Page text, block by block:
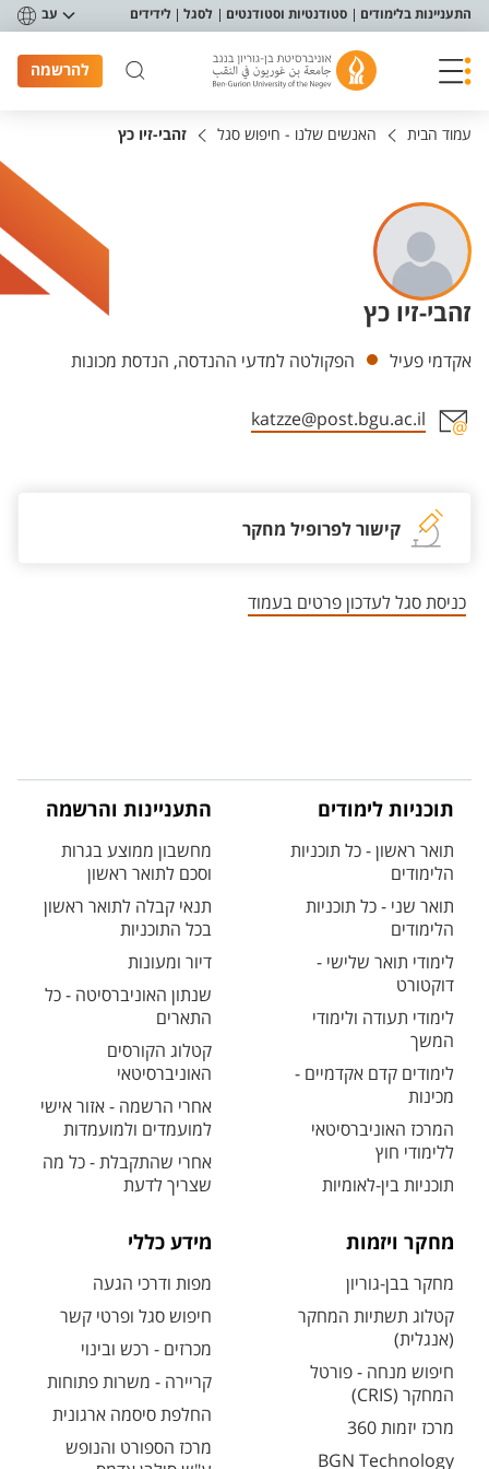
תפריט נגישות
התעניינות בלימודים סטודנטיות וסטודנטים לסגל לידידים עב
להרשמה
עמוד הבית האנשים שלנו - חיפוש סגל זהבי-זיו כץ
זהבי-זיו כץ
יחידות
אקדמי פעיל הפקולטה למדעי ההנדסה, הנדסת מכונות
katzze@post.bgu.ac.il
קישור לפרופיל מחקר
כניסת סגל לעדכון פרטים בעמוד
תוכניות לימודים
תואר ראשון - כל תוכניות
הלימודים
תואר שני - כל תוכניות
הלימודים
לימודי תואר שלישי -
דוקטורט
לימודי תעודה ולימודי
המשך
לימודים קדם אקדמיים -
מכינות
המרכז האוניברסיטאי
ללימודי חוץ
תוכניות בין-לאומיות
התעניינות והרשמה
מחשבון ממוצע בגרות
וסכם לתואר ראשון
תנאי קבלה לתואר ראשון
בכל התוכניות
דיור ומעונות
שנתון האוניברסיטה - כל
התארים
קטלוג הקורסים
האוניברסיטאי
אחרי הרשמה - אזור אישי
למועמדים ולמועמדות
אחרי שהתקבלת - כל מה
שצריך לדעת
מחקר ויזמות
מחקר בבן-גוריון
קטלוג תשתיות המחקר
(אנגלית)
חיפוש מנחה - פורטל
המחקר (CRIS)
מרכז יזמות 360
BGN Technology
מידע כללי
מפות ודרכי הגעה
חיפוש סגל ופרטי קשר
מכרזים - רכש ובינוי
קריירה - משרות פתוחות
החלפת סיסמה ארגונית
מרכז הספורט והנופש